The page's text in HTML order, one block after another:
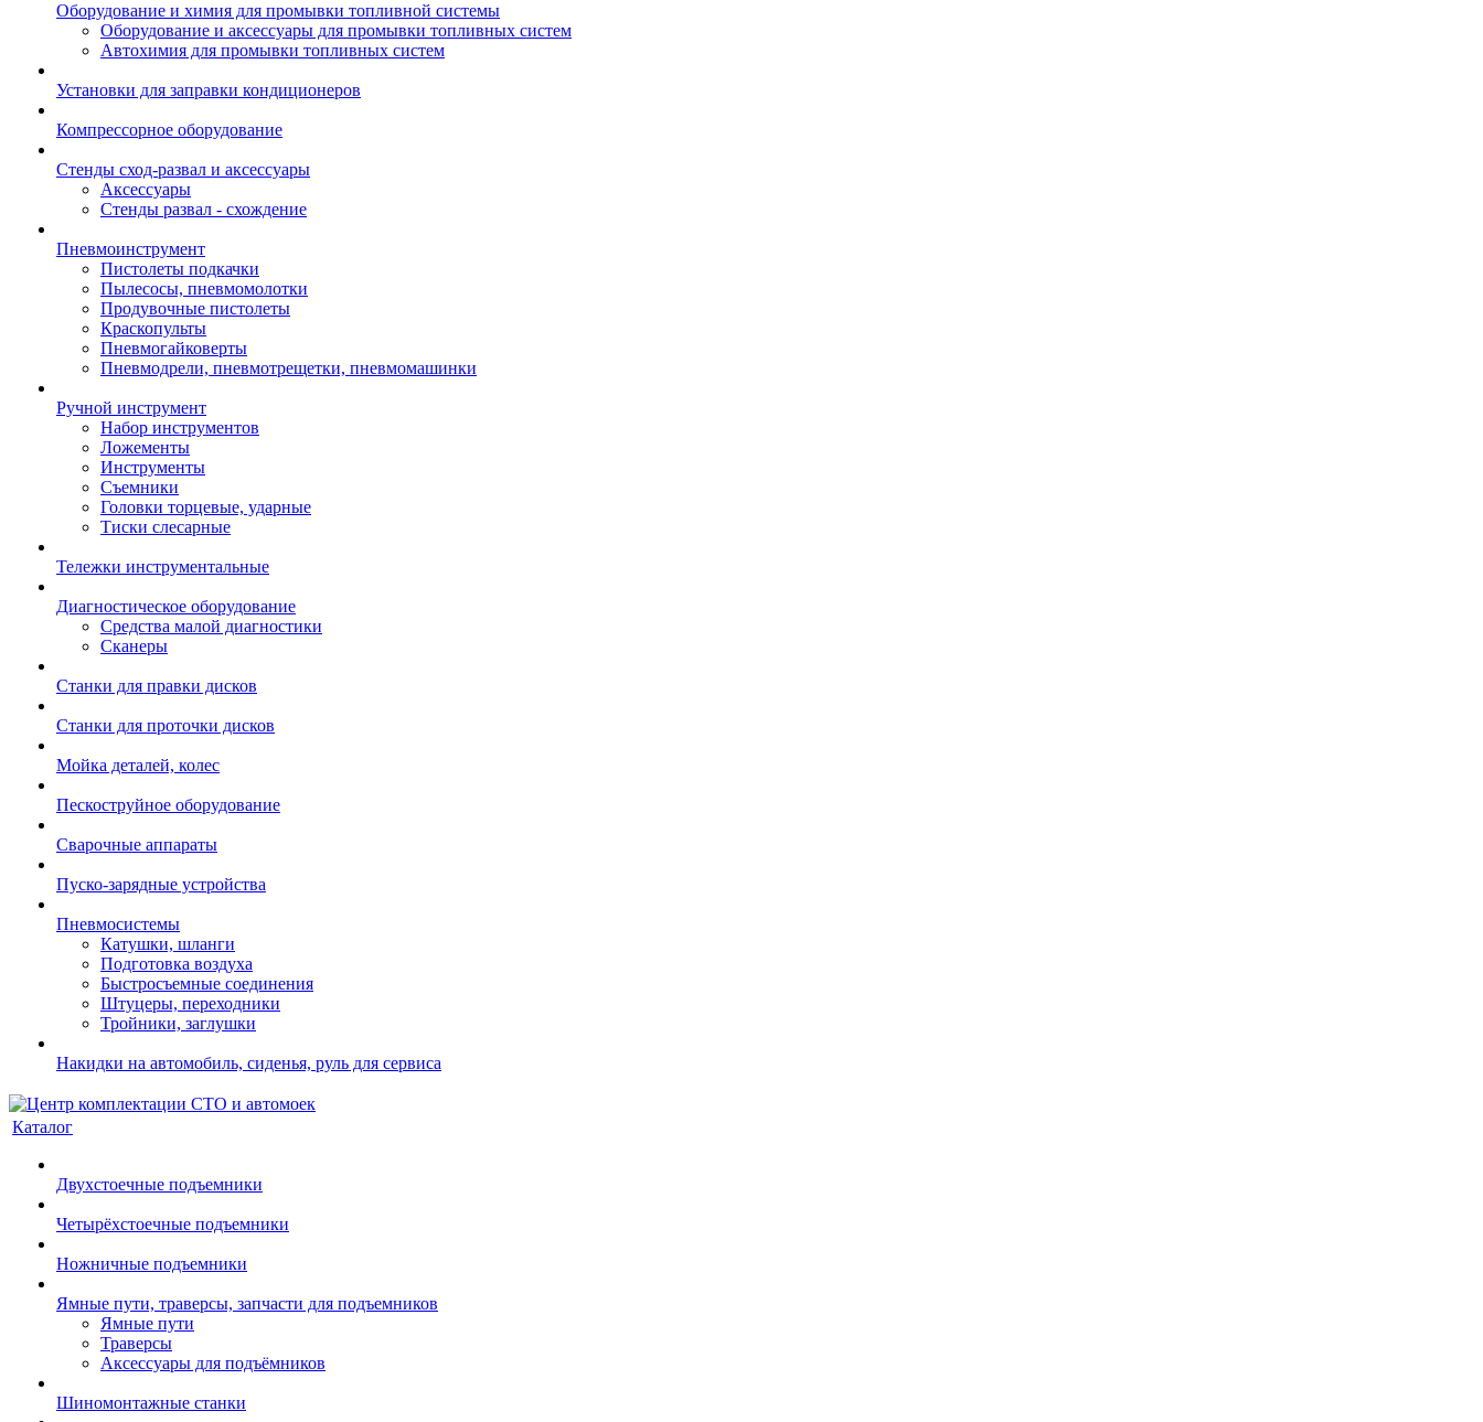
Оборудование и химия для промывки топливной системы
Оборудование и аксессуары для промывки топливных систем
Автохимия для промывки топливных систем
Установки для заправки кондиционеров
Компрессорное оборудование
Стенды сход-развал и аксессуары
Аксессуары
Стенды развал - схождение
Пневмоинструмент
Пистолеты подкачки
Пылесосы, пневмомолотки
Продувочные пистолеты
Краскопульты
Пневмогайковерты
Пневмодрели, пневмотрещетки, пневмомашинки
Ручной инструмент
Набор инструментов
Ложементы
Инструменты
Съемники
Головки торцевые, ударные
Тиски слесарные
Тележки инструментальные
Диагностическое оборудование
Средства малой диагностики
Сканеры
Станки для правки дисков
Станки для проточки дисков
Мойка деталей, колес
Пескоструйное оборудование
Сварочные аппараты
Пуско-зарядные устройства
Пневмосистемы
Катушки, шланги
Подготовка воздуха
Быстросъемные соединения
Штуцеры, переходники
Тройники, заглушки
Накидки на автомобиль, сиденья, руль для сервиса
Каталог
Двухстоечные подъемники
Четырёхстоечные подъемники
Ножничные подъемники
Ямные пути, траверсы, запчасти для подъемников
Ямные пути
Траверсы
Аксессуары для подъёмников
Шиномонтажные станки